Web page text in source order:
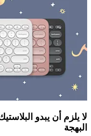
لا يلزم أن يبدو
البهجة